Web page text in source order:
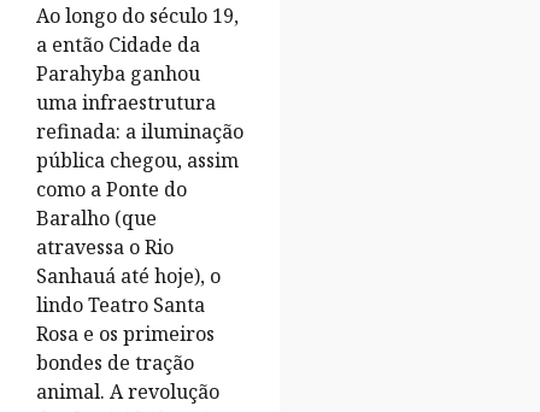
Ao longo do século 19,
a então Cidade da
Parahyba ganhou
uma infraestrutura
refinada: a iluminação
pública chegou, assim
como a Ponte do
Baralho (que
atravessa o Rio
Sanhauá até hoje), o
lindo Teatro Santa
Rosa e os primeiros
bondes de tração
animal. A revolução